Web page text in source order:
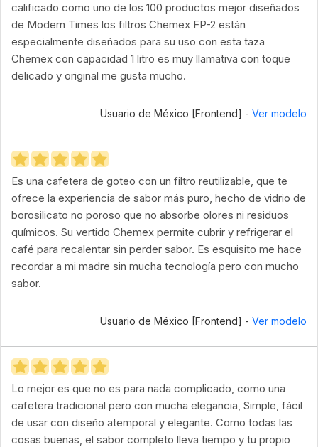
calificado como uno de los 100 productos mejor diseñados
de Modern Times los filtros Chemex FP-2 están
especialmente diseñados para su uso con esta taza
Chemex con capacidad 1 litro es muy llamativa con toque
delicado y original me gusta mucho.
Usuario de México [Frontend] - Ver modelo
Es una cafetera de goteo con un filtro reutilizable, que te
ofrece la experiencia de sabor más puro, hecho de vidrio de
borosilicato no poroso que no absorbe olores ni residuos
químicos. Su vertido Chemex permite cubrir y refrigerar el
café para recalentar sin perder sabor. Es esquisito me hace
recordar a mi madre sin mucha tecnología pero con mucho
sabor.
Usuario de México [Frontend] - Ver modelo
Lo mejor es que no es para nada complicado, como una
cafetera tradicional pero con mucha elegancia, Simple, fácil
de usar con diseño atemporal y elegante. Como todas las
cosas buenas, el sabor completo lleva tiempo y tu propio